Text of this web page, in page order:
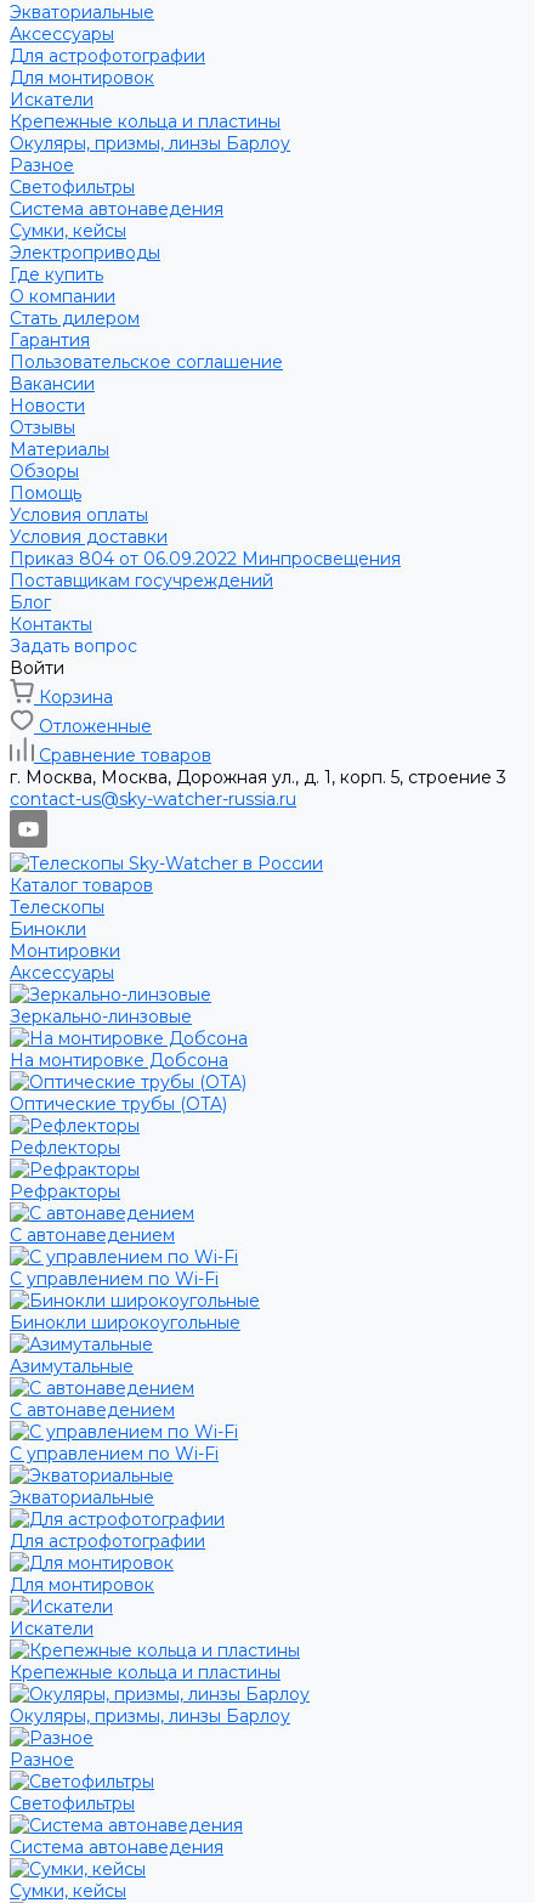
Экваториальные
Аксессуары
Для астрофотографии
Для монтировок
Искатели
Крепежные кольца и пластины
Окуляры, призмы, линзы Барлоу
Разное
Светофильтры
Система автонаведения
Сумки, кейсы
Электроприводы
Где купить
О компании
Стать дилером
Гарантия
Пользовательское соглашение
Вакансии
Новости
Отзывы
Материалы
Обзоры
Помощь
Условия оплаты
Условия доставки
Приказ 804 от 06.09.2022 Минпросвещения
Поставщикам госучреждений
Блог
Контакты
Задать вопрос
Войти
Корзина
Отложенные
Сравнение товаров
г. Москва, Москва, Дорожная ул., д. 1, корп. 5, строение 3
contact-us@sky-watcher-russia.ru
Каталог товаров
Телескопы
Бинокли
Монтировки
Аксессуары
Зеркально-линзовые
На монтировке Добсона
Оптические трубы (OTA)
Рефлекторы
Рефракторы
С автонаведением
С управлением по Wi-Fi
Бинокли широкоугольные
Азимутальные
С автонаведением
С управлением по Wi-Fi
Экваториальные
Для астрофотографии
Для монтировок
Искатели
Крепежные кольца и пластины
Окуляры, призмы, линзы Барлоу
Разное
Светофильтры
Система автонаведения
Сумки, кейсы